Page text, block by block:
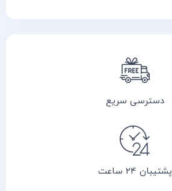
دسترسی سریع
پشتیبان 24 ساعت